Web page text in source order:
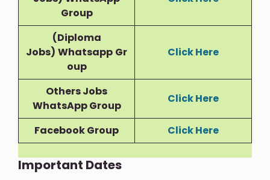
Group
(Diploma
Jobs) Whatsapp Gr
Oup
Click Here
Others Jobs
WhatsApp Group
Click Here
Facebook Group Click Here
Important Dates